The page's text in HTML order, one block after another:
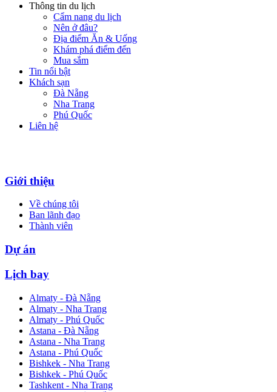
Thông tin du lịch
Cẩm nang du lịch
Nên ở đâu?
Địa điểm Ăn & Uống
Khám phá điểm đến
Mua sắm
Tin nổi bật
Khách sạn
Đà Nẵng
Nha Trang
Phú Quốc
Liên hệ
Giới thiệu
Về chúng tôi
Ban lãnh đạo
Thành viên
Dự án
Lịch bay
Almaty - Đà Nẵng
Almaty - Nha Trang
Almaty - Phú Quốc
Astana - Đà Nẵng
Astana - Nha Trang
Astana - Phú Quốc
Bishkek - Nha Trang
Bishkek - Phú Quốc
Tashkent - Nha Trang